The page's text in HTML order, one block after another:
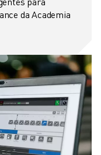
da Academia